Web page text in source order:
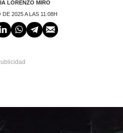
LORENZO MIRÓ
DE 2025 A LAS 11:08H